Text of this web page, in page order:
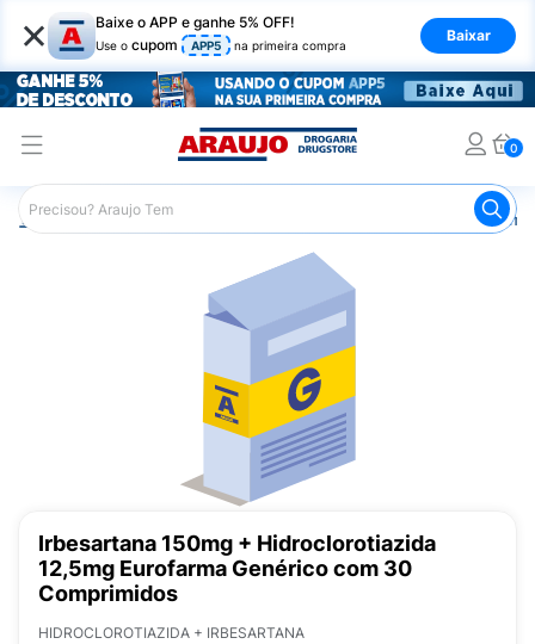
× Baixe o APP e ganhe 5% OFF!
Use o cupom APP5 na primeira compra
Baixar
0
Araujo Medicamentos
Irbesartana 150mg + Hidroclorotiazida
12,5mg Eurofarma Genérico com 30
Comprimidos
HIDROCLOROTIAZIDA + IRBESARTANA